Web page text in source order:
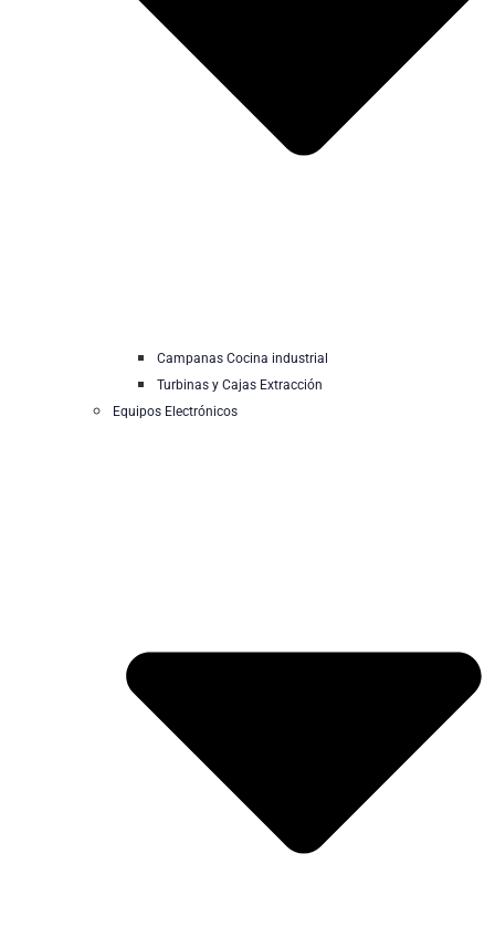
Campanas Cocina industrial
Turbinas y Cajas Extracción
Equipos Electrónicos